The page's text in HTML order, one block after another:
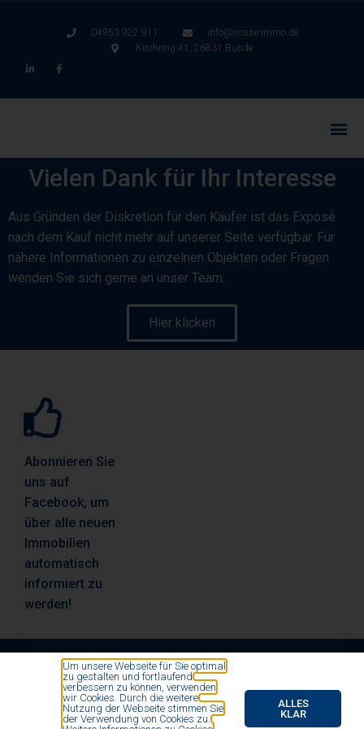
04953 922 911
info@vosse-immo.de
Kirchring 41, 26831 Bunde
Vielen Dank für Ihr Interesse
Aus Gründen der Diskretion für den Käufer ist das Exposé
nach dem Kauf nicht mehr auf unserer Seite verfügbar. Für
nähere Informationen zu einzelnen Objekten oder Fragen
wenden Sie sich gerne an unser Team.
Hier klicken
Abonnieren Sie
uns auf
Facebook, um
über alle neuen
Immobilien
automatisch
informiert zu
werden!
© All rights reserved by Vosse Immobilien- und
Finanzierungsmakler 2020
Um unsere Webseite für Sie optimal
zu gestalten und fortlaufend
verbessern zu können, verwenden
wir Cookies. Durch die weitere
Nutzung der Webseite stimmen Sie
der Verwendung von Cookies zu.
ALLES
KLAR